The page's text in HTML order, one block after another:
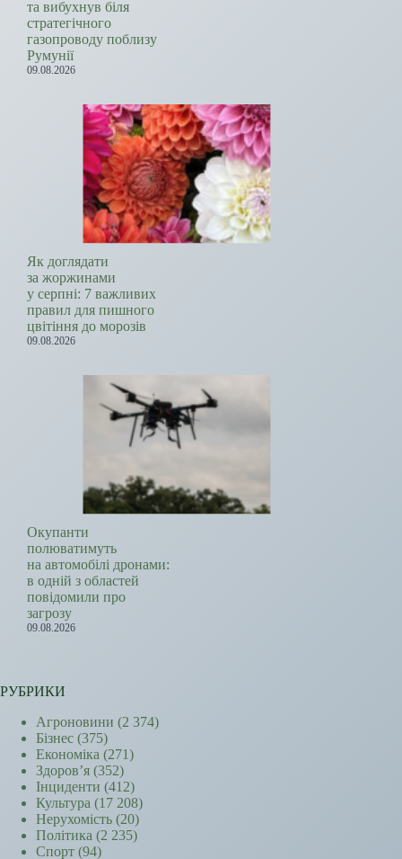
та вибухнув біля
стратегічного
газопроводу поблизу
Румунії
09.08.2026
Як доглядати
за жоржинами
у серпні: 7 важливих
правил для пишного
цвітіння до морозів
09.08.2026
Окупанти
полюватимуть
на автомобілі дронами:
в одній з областей
повідомили про
загрозу
09.08.2026
РУБРИКИ
Агроновини (2 374)
Бізнес (375)
Економіка (271)
Здоров’я (352)
Інциденти (412)
Культура (17 208)
Нерухомість (20)
Політика (2 235)
Спорт (94)